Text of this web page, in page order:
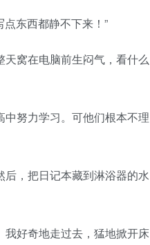
东西都静不下来！”
窝在电脑前生闷气，看什么
努力学习。可他们根本不理
，把日记本藏到淋浴器的水
好奇地走过去，猛地掀开床